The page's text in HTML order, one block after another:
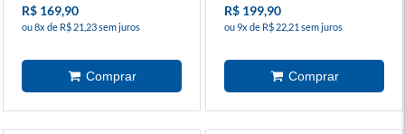
R$ 169,90
ou 8x de R$ 21,23 sem juros
R$ 199,90
ou 9x de R$ 22,21 sem juros